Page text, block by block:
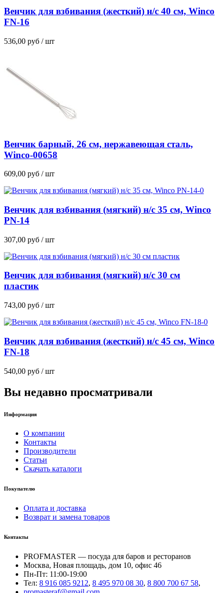
Венчик для взбивания (жесткий) н/с 40 см, Winco
FN-16
536,00 руб / шт
Венчик барный, 26 см, нержавеющая сталь,
Winco-00658
609,00 руб / шт
Венчик для взбивания (мягкий) н/с 35 см, Winco
PN-14
307,00 руб / шт
Венчик для взбивания (мягкий) н/с 30 см
пластик
743,00 руб / шт
Венчик для взбивания (жесткий) н/с 45 см, Winco
FN-18
540,00 руб / шт
Вы недавно просматривали
Информация
О компании
Контакты
Производители
Статьи
Скачать каталоги
Покупателю
Оплата и доставка
Возврат и замена товаров
Контакты
PROFMASTER — посуда для баров и ресторанов
Москва, Новая площадь, дом 10, офис 46
Пн-Пт: 11:00-19:00
Тел: 8 916 085 9212, 8 495 970 08 30, 8 800 700 67 58,